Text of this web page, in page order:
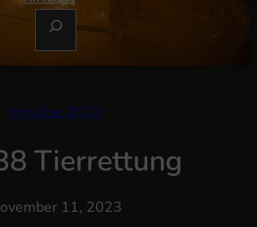
C
E
Einsätze 2023
Tierrettung
11, 2023